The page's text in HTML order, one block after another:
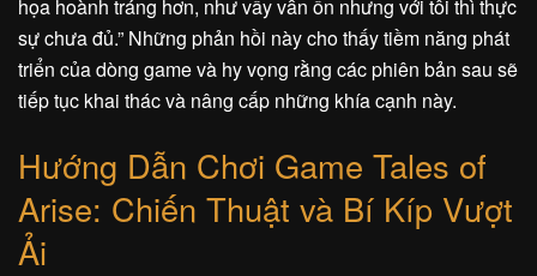
họa hoành tráng hơn, như vầy vẫn ổn nhưng với tôi thì thực
sự chưa đủ.” Những phản hồi này cho thấy tiềm năng phát
triển của dòng game và hy vọng rằng các phiên bản sau sẽ
tiếp tục khai thác và nâng cấp những khía cạnh này.
Hướng Dẫn Chơi Game Tales of
Arise: Chiến Thuật và Bí Kíp Vượt
Ải